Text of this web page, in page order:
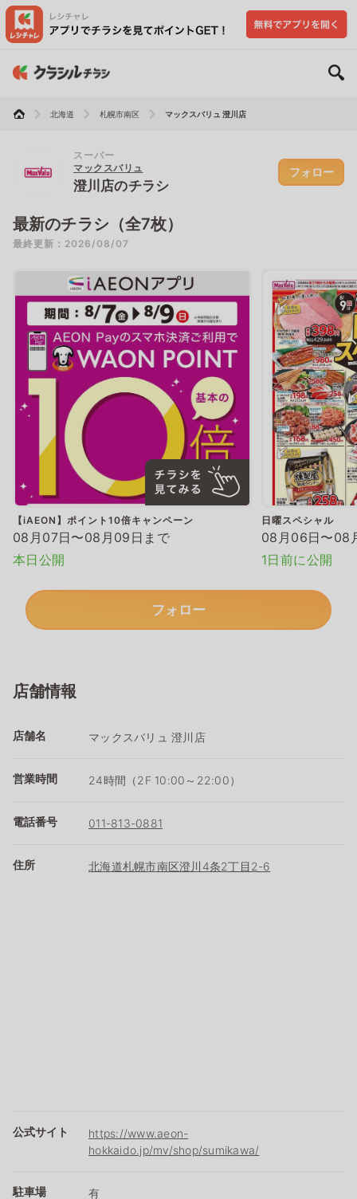
北海道 札幌市南区 マックスバリュ 澄川店
スーパー
マックスバリュ
澄川店のチラシ
フォロー
最新のチラシ（全7枚）
最終更新：2026/08/07
【iAEON】ポイント10倍キャンペーン
08月07日〜08月09日まで
本日公開
日曜スペシャル
08月06日〜08
1日前に公開
フォロー
店舗情報
店舗名 マックスバリュ 澄川店
営業時間 24時間（2F 10:00～22:00）
電話番号 011-813-0881
住所 北海道札幌市南区澄川4条2丁目2-6
公式サイト
https://www.aeon-
hokkaido.jp/mv/shop/sumikawa/
駐車場 有